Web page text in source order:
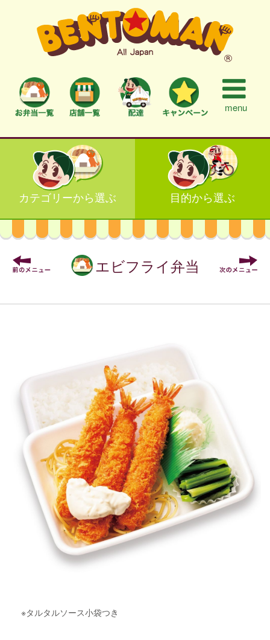
menu
カテゴリーから選ぶ 目的から選ぶ
エビフライ弁当
※タルタルソース小袋つき